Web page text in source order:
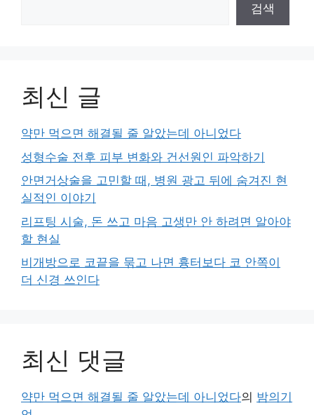
검색
최신 글
약만 먹으면 해결될 줄 알았는데 아니었다
성형수술 전후 피부 변화와 건선원인 파악하기
안면거상술을 고민할 때, 병원 광고 뒤에 숨겨진 현
실적인 이야기
리프팅 시술, 돈 쓰고 마음 고생만 안 하려면 알아야
할 현실
비개방으로 코끝을 묶고 나면 흉터보다 코 안쪽이
더 신경 쓰인다
최신 댓글
약만 먹으면 해결될 줄 알았는데 아니었다의 밤의기